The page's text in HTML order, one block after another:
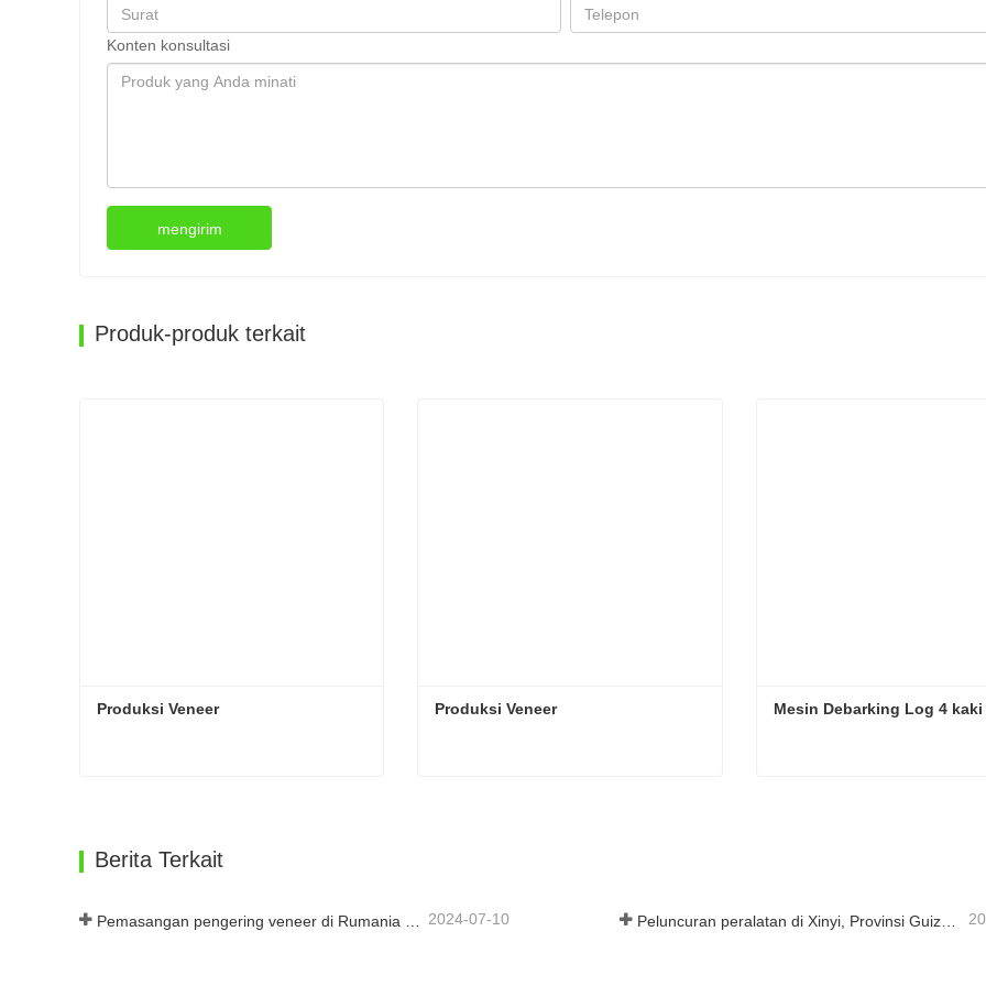
Konten konsultasi
mengirim
Produk-produk terkait
Produksi Veneer Produksi Veneer Mesin Debarking Log 4 kaki
Berita Terkait
2024-07-10 Peluncuran peralatan di Xinyi, Provinsi Guizhou, Tiongkok